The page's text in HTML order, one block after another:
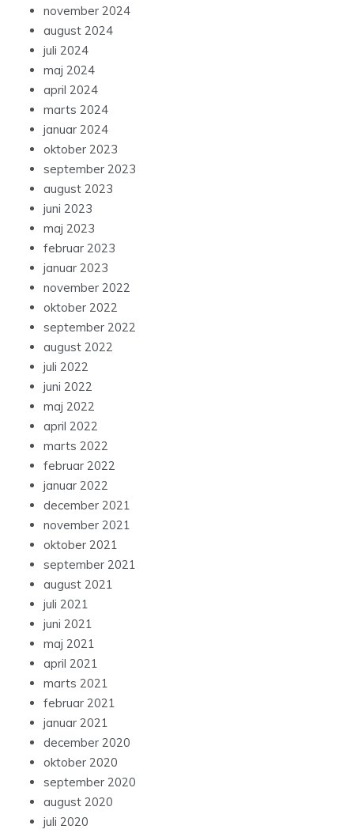
november 2024
august 2024
juli 2024
maj 2024
april 2024
marts 2024
januar 2024
oktober 2023
september 2023
august 2023
juni 2023
maj 2023
februar 2023
januar 2023
november 2022
oktober 2022
september 2022
august 2022
juli 2022
juni 2022
maj 2022
april 2022
marts 2022
februar 2022
januar 2022
december 2021
november 2021
oktober 2021
september 2021
august 2021
juli 2021
juni 2021
maj 2021
april 2021
marts 2021
februar 2021
januar 2021
december 2020
oktober 2020
september 2020
august 2020
juli 2020